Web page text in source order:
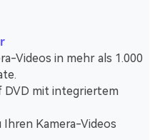
Videos in mehr als 1.000
DVD mit integriertem
Kamera-Videos